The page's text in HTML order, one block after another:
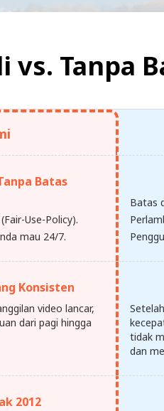
vs. Tanpa
Batas
Use-Policy).
mau 24/7.
Batas
Konsisten
video lancar,
dari pagi hingga
tidak
dan
2012